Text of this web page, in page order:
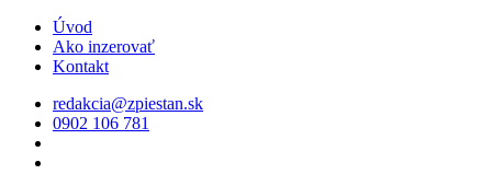
Úvod
Ako inzerovať
Kontakt
redakcia@zpiestan.sk
0902 106 781